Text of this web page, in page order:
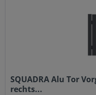
SQUADRA Alu Tor
rechts...